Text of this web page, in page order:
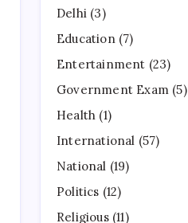
Delhi (3)
Education(7)
Entertainment (23)
Government Exam (5)
Health (1)
International (57)
National (19)
Politics (12)
Religious(11)